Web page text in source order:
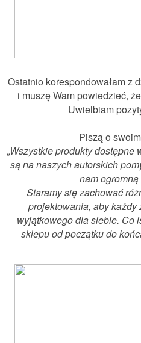
Ostatnio korespondowałam z
i muszę Wam powiedzieć,
Uwielbiam
Piszą o
„Wszystkie produkty dostępne
są na naszych autorskich
nam
Staramy się zachować
projektowania, aby każdy
wyjątkowego dla siebie. Co
sklepu od początku do